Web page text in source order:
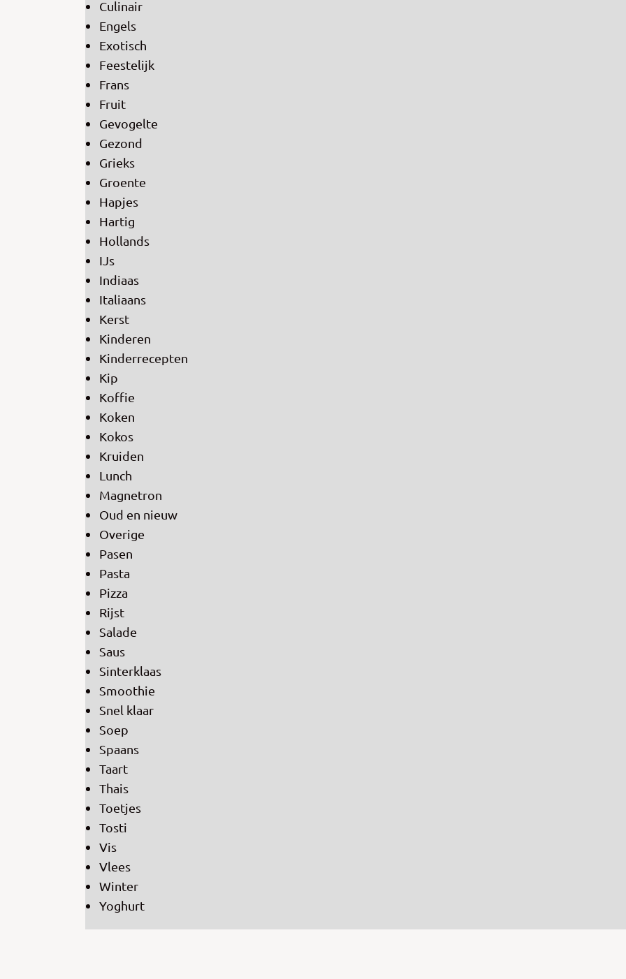
Culinair
Engels
Exotisch
Feestelijk
Frans
Fruit
Gevogelte
Gezond
Grieks
Groente
Hapjes
Hartig
Hollands
IJs
Indiaas
Italiaans
Kerst
Kinderen
Kinderrecepten
Kip
Koffie
Koken
Kokos
Kruiden
Lunch
Magnetron
Oud en nieuw
Overige
Pasen
Pasta
Pizza
Rijst
Salade
Saus
Sinterklaas
Smoothie
Snel klaar
Soep
Spaans
Taart
Thais
Toetjes
Tosti
Vis
Vlees
Winter
Yoghurt